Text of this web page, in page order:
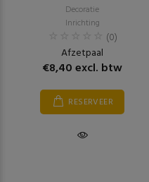
Decoratie
Inrichting
(0)
Afzetpaal
€8,40 excl. btw
RESERVEER